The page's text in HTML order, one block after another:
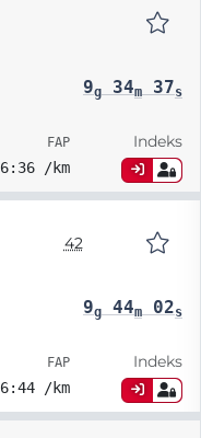
9g34m37s
FAP
6:36 /km
Indeks
42
9g44m02s
FAP
6:44 /km
Indeks